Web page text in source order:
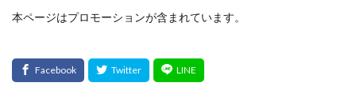
本ページはプロモーションが含まれています。